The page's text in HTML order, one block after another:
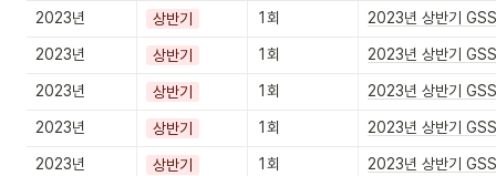
2023년 상반기 1회 2023년 상반기
2023년 상반기 1회 2023년 상반기
2023년 상반기 1회 2023년 상반기
2023년 상반기 1회 2023년 상반기
2023년 상반기 1회 2023년 상반기